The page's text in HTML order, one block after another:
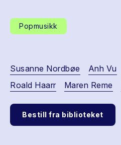
Popmusikk
Susanne Nordbøe Anh Vu
Roald Haarr
Maren Reme
Bestill fra biblioteket